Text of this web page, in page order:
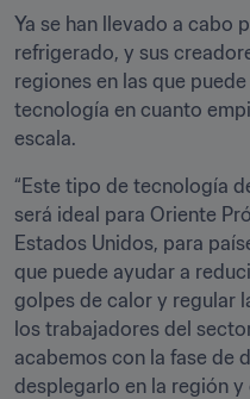
Ya se han llevado a cabo
refrigerado, y sus
regiones en las que
tecnología en cuanto
escala.
“Este tipo de tecnología
será ideal para Oriente
Estados Unidos, para
que puede ayudar a
golpes de calor y regular
los trabajadores del
acabemos con la fase de
desplegarlo en la región